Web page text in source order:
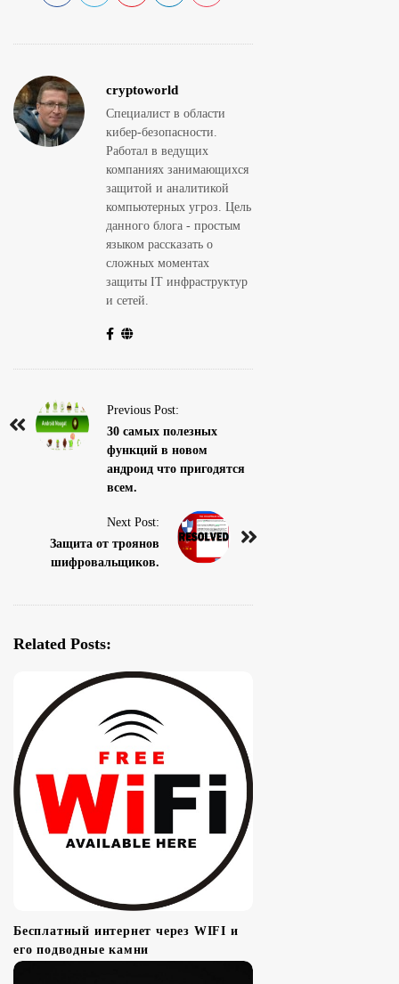
cryptoworld
Специалист в области
кибер-безопасности.
Работал в ведущих
компаниях занимающихся
защитой и аналитикой
компьютерных угроз. Цель
данного блога - простым
языком рассказать о
сложных моментах
защиты IT инфраструктур
и сетей.
Previous Post:
30 самых полезных
функций в новом
андроид что пригодятся
всем.
Next Post:
Защита от троянов
шифровальщиков.
Related Posts:
Бесплатный интернет через WIFI и
его подводные камни